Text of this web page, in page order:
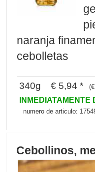
naranja
cebolletas
340g € 5,94 *
INMEDIATAMENTE
numero de articulo:
Cebollinos,